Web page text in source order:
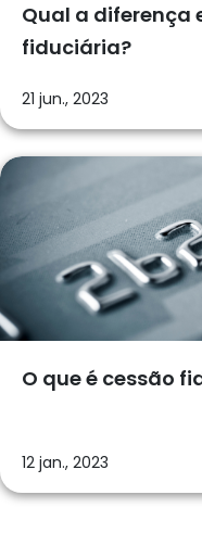
Qual a diferença
fiduciária?
21 jun., 2023
O que é cessão
12 jan., 2023